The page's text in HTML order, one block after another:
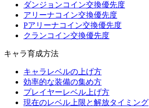
ダンジョンコイン交換優先度
アリーナコイン交換優先度
Pアリーナコイン交換優先度
クランコイン交換優先度
キャラ育成方法
キャラレベルの上げ方
効率的な装備の集め方
プレイヤーレベル上げ方
現在のレベル上限と解放タイミング